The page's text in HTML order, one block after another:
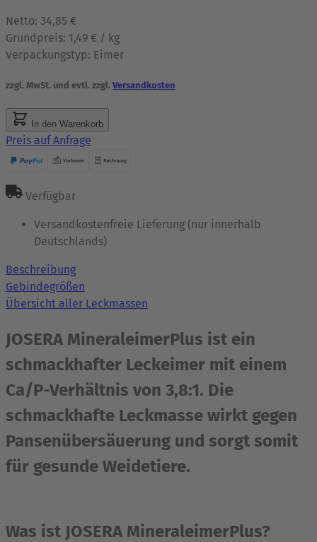
Netto: 34,85 €
Grundpreis: 1,49 € / kg
Verpackungstyp: Eimer
zzgl. MwSt. und evtl. zzgl.Versandkosten
In den Warenkorb
Preis auf Anfrage
Verfügbar
Versandkostenfreie Lieferung (nur innerhalb
Deutschlands)
Beschreibung
Gebindegrößen
Übersicht aller Leckmassen
JOSERA MineraleimerPlus ist ein
schmackhafter Leckeimer mit einem
Ca/P-Verhältnis von 3,8:1. Die
schmackhafte Leckmasse wirkt gegen
Pansenübersäuerung und sorgt somit
für gesunde Weidetiere.
Was ist JOSERA MineraleimerPlus?